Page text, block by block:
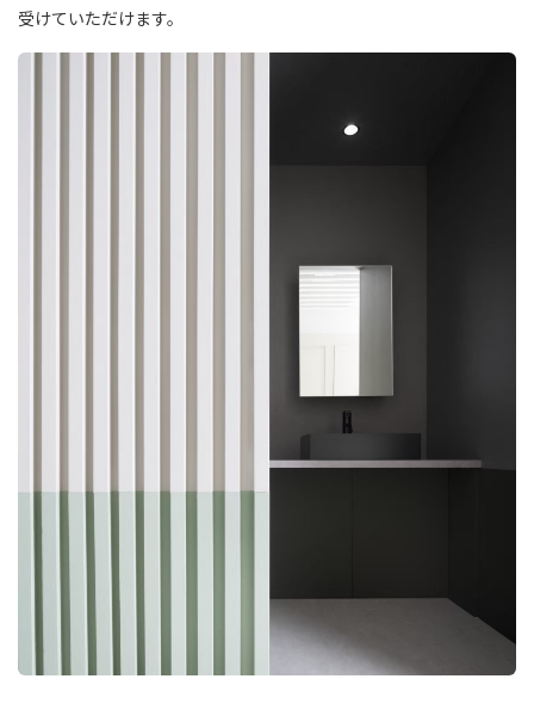
受けていただけます。